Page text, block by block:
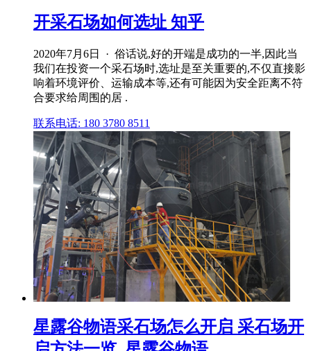
开采石场如何选址 知乎
2020年7月6日 · 俗话说,好的开端是成功的一半,因此当
我们在投资一个采石场时,选址是至关重要的,不仅直接影
响着环境评价、运输成本等,还有可能因为安全距离不符
合要求给周围的居 .
联系电话: 180 3780 8511
星露谷物语采石场怎么开启 采石场开